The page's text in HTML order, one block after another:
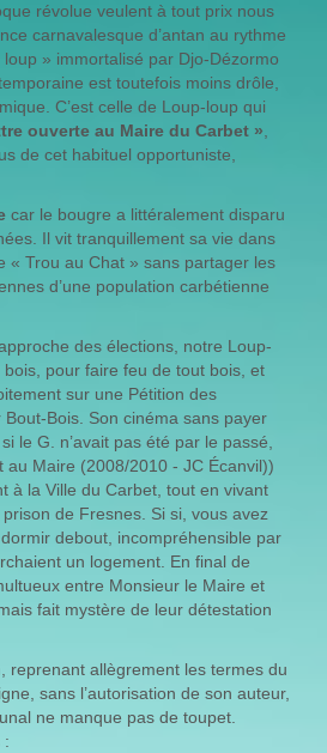
révolue veulent à tout prix nous
carnavalesque d’antan au rythme
loup » immortalisé par Djo-Dézormo
est toutefois moins drôle,
C’est celle de Loup-loup qui
ouverte au Maire du Carbet »,
de cet habituel opportuniste,
car le bougre a littéralement disparu
Il vit tranquillement sa vie dans
« Trou au Chat » sans partager les
d’une population carbétienne
des élections, notre Loup-
pour faire feu de tout bois, et
sur une Pétition des
Bois. Son cinéma sans payer
le G. n’avait pas été par le passé,
au Maire (2008/2010 - JC Écanvil))
à la Ville du Carbet, tout en vivant
de Fresnes. Si si, vous avez
debout, incompréhensible par
un logement. En final de
entre Monsieur le Maire et
fait mystère de leur détestation
, reprenant allègrement les termes du
sans l’autorisation de son auteur,
ne manque pas de toupet.
: